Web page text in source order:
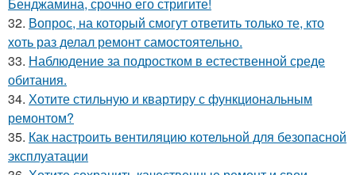
32. Вопрос, на который смогут ответить только те, кто
хоть раз делал ремонт самостоятельно.
33. Наблюдение за подростком в естественной среде
обитания.
34. Хотите стильную и квартиру с функциональным
ремонтом?
35. Как настроить вентиляцию котельной для безопасной
эксплуатации